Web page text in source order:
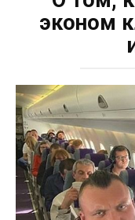
эконом